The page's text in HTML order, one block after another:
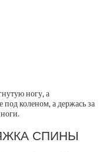
ногу, а
коленом, а держась за
СПИНЫ